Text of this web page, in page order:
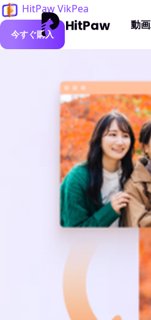
動
HitPaw VikPea
今すぐ購入